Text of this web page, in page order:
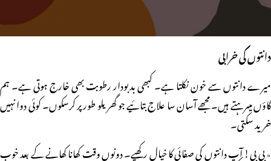
دانتوں کی خرابی
میرے دانتوں سے خون نکلتا ہے۔ کبھی بدبودار رطوبت بھی خارج ہوتی ہے۔ ہم
گاؤں میںرہتے ہیں۔ مجھے آسان سا علاج بتائیے جو گھریلو طور پر کرسکوں۔ کوئی دوا نہیں
خرید سکتی۔
٭ بی بی! آپ دانتوں کی صفائی کا خیال رکھیے۔ دونوں وقت کھانا کھانے کے بعد خوب